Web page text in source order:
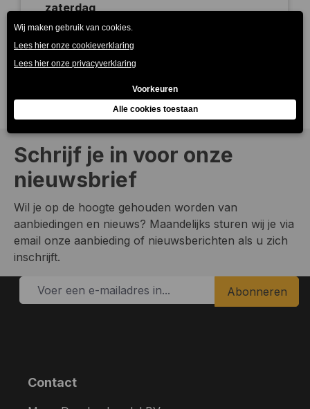
zaterdag
Beschrijving
Schrijf je in voor onze
nieuwsbrief
Wil je op de hoogte gehouden worden van
aanbiedingen en nieuws? Maandelijks sturen wij je via
email onze aanbieding of nieuwsberichten als u zich
inschrijft.
Abonneren
Contact